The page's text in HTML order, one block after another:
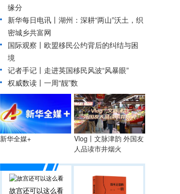
缘分
新华每日电讯丨 湖州：深耕“两山”沃土，织
密城乡共富网
国际观察丨 欧盟移民公约背后的纠结与困
境
记者手记丨走进英国移民风波“风暴眼”
权威数读丨一周“靓”数
新华全媒+
Vlog丨文脉津韵 外国友
人品读市井烟火
故宫还可以这么看